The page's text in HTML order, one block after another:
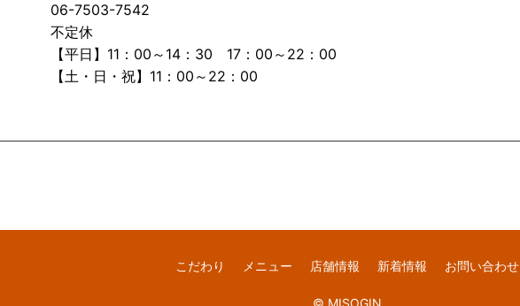
06-7503-7542
不定休
【平日】11：00～14：30 17：00～22：00
【土・日・祝】11：00～22：00
こだわり メニュー 店舗情報 新着情報 お問い合わせ
© MISOGIN